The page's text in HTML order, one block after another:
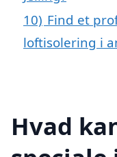
10) Find et
loftisolering i
Hvad